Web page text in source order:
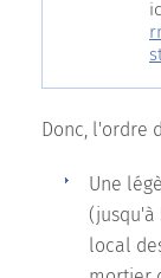
Donc, l'ordre
Une
(jusqu'à
local